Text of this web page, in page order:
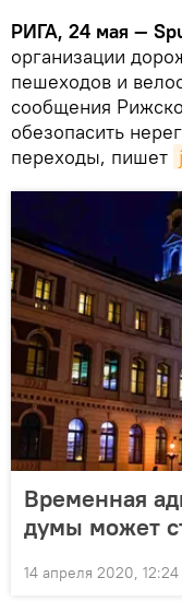
РИГА, 24 мая —
организации
пешеходов и
сообщения
обезопасить
переходы, пишет
Временная
думы может
14 апреля 2020, 12:24